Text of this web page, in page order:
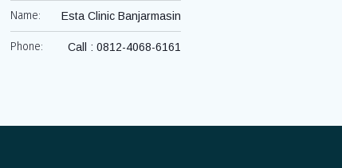
Name: Esta Clinic Banjarmasin
Phone: Call : 0812-4068-6161